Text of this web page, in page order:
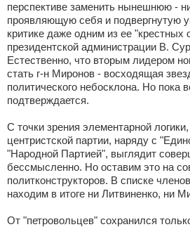
перспективе заменить нынешнюю -
проявляющую себя и подвергнутую
критике даже одним из ее "крестных
президентской администрации В.
Естественно, что вторым лидером
стать г-н Миронов - восходящая
политического небосклона. Но пока
подтверждается.
С точки зрения элементарной
центристской партии, наряду с
"Народной Партией", выглядит
бессмысленно. Но оставим это на
политконструкторов. В списке
находим в итоге ни Литвиненко, ни
От "петровольцев" сохранился